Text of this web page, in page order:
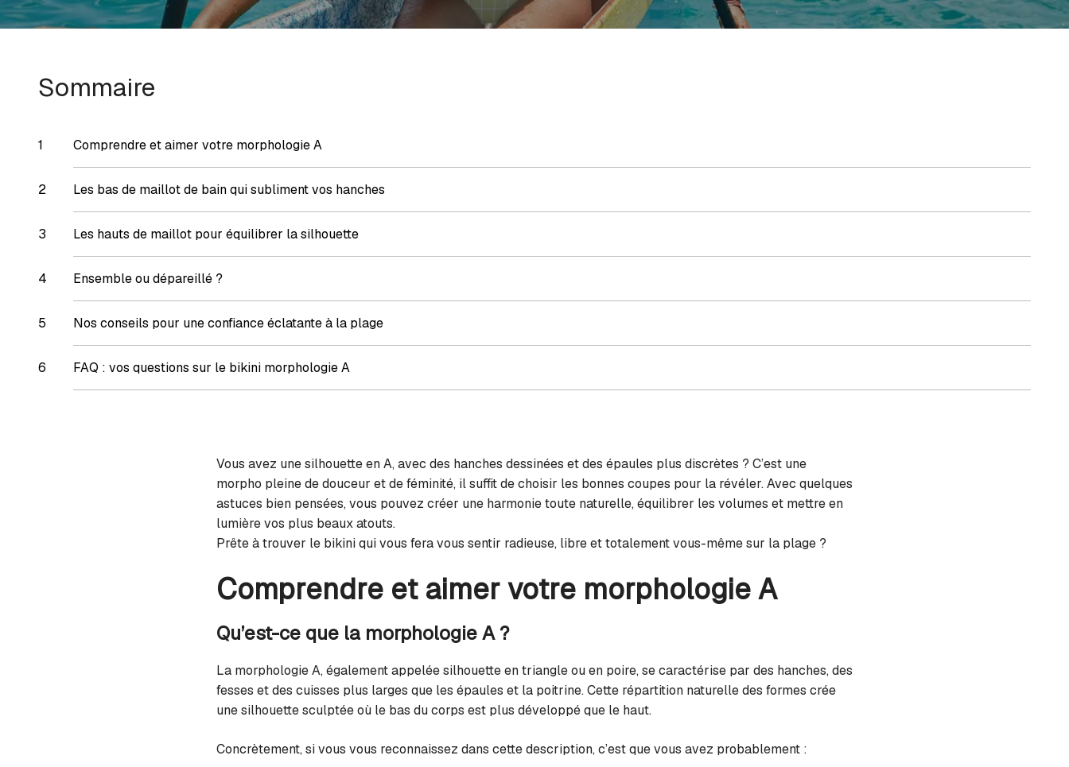
Sommaire
Comprendre et aimer votre morphologie A
Les bas de maillot de bain qui subliment vos hanches
Les hauts de maillot pour équilibrer la silhouette
Ensemble ou dépareillé ?
Nos conseils pour une confiance éclatante à la plage
FAQ : vos questions sur le bikini morphologie A
Vous avez une silhouette en A, avec des hanches dessinées et des épaules plus discrètes ? C’est une
morpho pleine de douceur et de féminité, il suffit de choisir les bonnes coupes pour la révéler. Avec quelques
astuces bien pensées, vous pouvez créer une harmonie toute naturelle, équilibrer les volumes et mettre en
lumière vos plus beaux atouts.
Prête à trouver le bikini qui vous fera vous sentir radieuse, libre et totalement vous-même sur la plage ?
Comprendre et aimer votre morphologie A
Qu’est-ce que la morphologie A ?
La morphologie A, également appelée silhouette en triangle ou en poire, se caractérise par des hanches, des
fesses et des cuisses plus larges que les épaules et la poitrine. Cette répartition naturelle des formes crée
une silhouette sculptée où le bas du corps est plus développé que le haut.
Concrètement, si vous vous reconnaissez dans cette description, c’est que vous avez probablement :